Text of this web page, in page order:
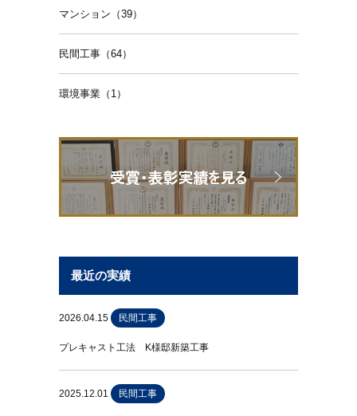
マンション（39）
民間工事（64）
環境事業（1）
最近の実績
2026.04.15 民間工事
プレキャスト工法 K様邸新築工事
2025.12.01 民間工事